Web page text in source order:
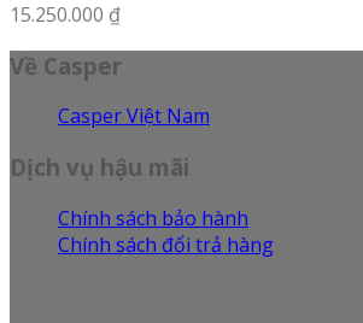
15.250.000 ₫
Về Casper
Casper Việt Nam
Dịch vụ hậu mãi
Chính sách bảo hành
Chính sách đổi trả hàng